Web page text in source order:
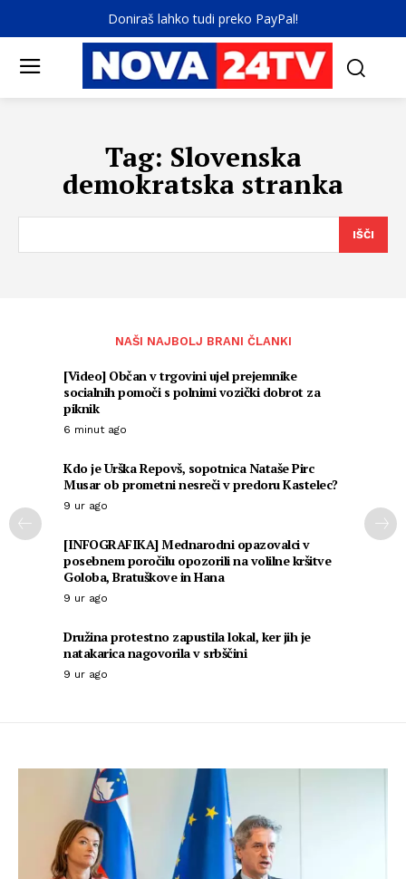
Doniraš lahko tudi preko PayPal!
Tag: Slovenska
demokratska stranka
IŠČI
NAŠI NAJBOLJ BRANI ČLANKI
[Video] Občan v trgovini ujel prejemnike
socialnih pomoči s polnimi vozički dobrot za
piknik
6 minut ago
Kdo je Urška Repovš, sopotnica Nataše Pirc
Musar ob prometni nesreči v predoru Kastelec?
9 ur ago
[INFOGRAFIKA] Mednarodni opazovalci v
posebnem poročilu opozorili na volilne kršitve
Goloba, Bratuškove in Hana
9 ur ago
Družina protestno zapustila lokal, ker jih je
natakarica nagovorila v srbščini
9 ur ago